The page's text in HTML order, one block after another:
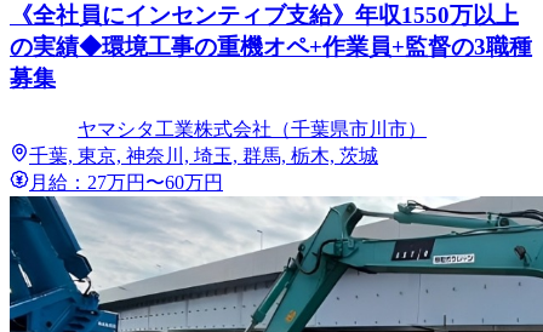
《全社員にインセンティブ支給》年収1550万以上
の実績◆環境工事の重機オペ+作業員+監督の3職種
募集
ヤマシタ工業株式会社（千葉県市川市）
千葉, 東京, 神奈川, 埼玉, 群馬, 栃木, 茨城
月給：27万円〜60万円